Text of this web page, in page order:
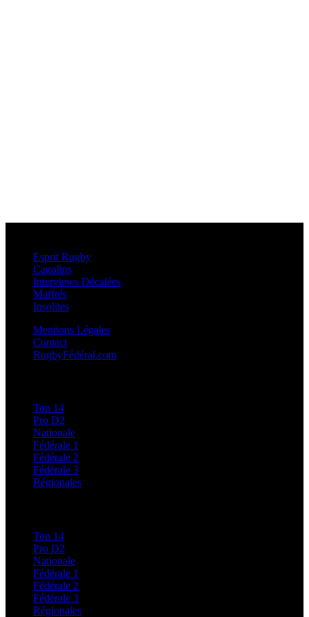
Esprit Rugby
Cagolins
Interviews Décalées
Maffrés
Insolites
Mentions Légales
Contact
RugbyFédéral.com
Top 14
Pro D2
Nationale
Fédérale 1
Fédérale 2
Fédérale 3
Régionales
Top 14
Pro D2
Nationale
Fédérale 1
Fédérale 2
Fédérale 3
Régionales